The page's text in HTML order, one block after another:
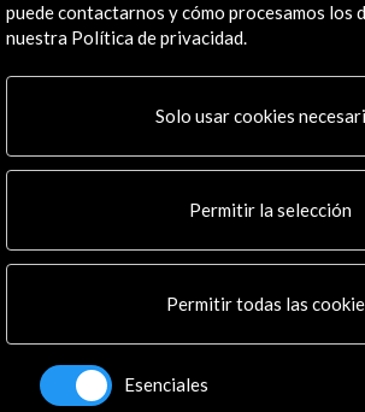
Contacta
info@accioncultural.es
+34 91 700 4000
puede contactarnos y cómo procesamos los
nuestra Política de privacidad.
Solo usar cookies
Permitir la selección
Permitir todas las
Esenciales